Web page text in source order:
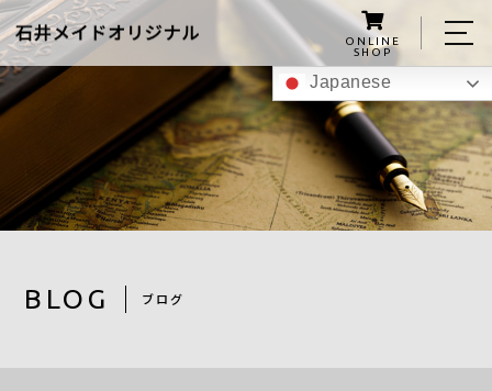
ONLINE
SHOP
Japanese
BLOG ブログ
ホーム
私たちについて
こんにゃくグミの紹介